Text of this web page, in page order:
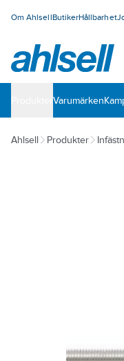
Om AhlsellButikerHållbarhet
Varumärken
Ahlsell Produkter